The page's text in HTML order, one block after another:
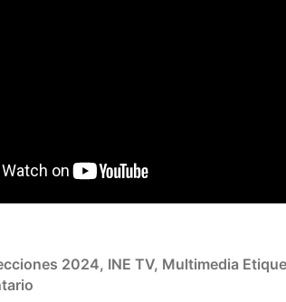
2024, INE TV, Multimedia